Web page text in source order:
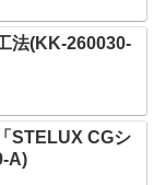
法(KK-260030-
STELUX CGシ
A)